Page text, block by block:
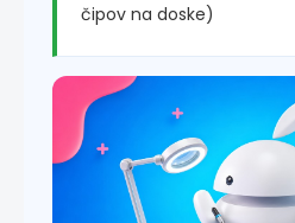
čipov na doske)